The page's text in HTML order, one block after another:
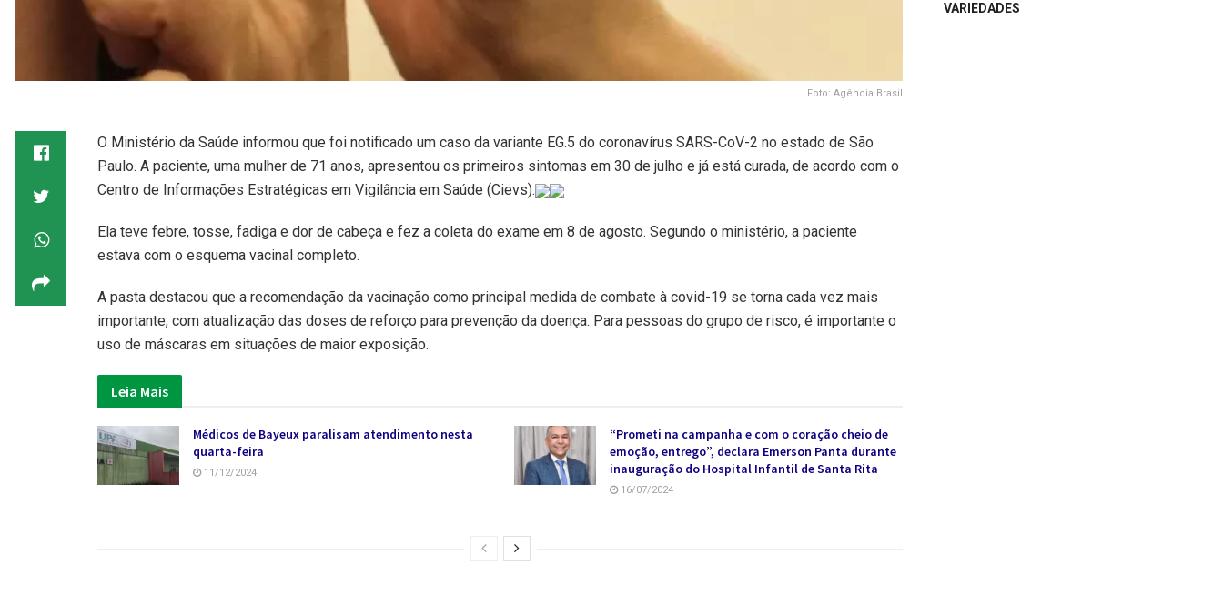
Foto: Agência Brasil
O Ministério da Saúde informou que foi notificado um caso da variante EG.5 do coronavírus SARS-CoV-2 no estado de São
Paulo. A paciente, uma mulher de 71 anos, apresentou os primeiros sintomas em 30 de julho e já está curada, de acordo com o
Centro de Informações Estratégicas em Vigilância em Saúde (Cievs).
Ela teve febre, tosse, fadiga e dor de cabeça e fez a coleta do exame em 8 de agosto. Segundo o ministério, a paciente
estava com o esquema vacinal completo.
A pasta destacou que a recomendação da vacinação como principal medida de combate à covid-19 se torna cada vez mais
importante, com atualização das doses de reforço para prevenção da doença. Para pessoas do grupo de risco, é importante o
uso de máscaras em situações de maior exposição.
Leia Mais
Médicos de Bayeux paralisam atendimento nesta
quarta-feira
11/12/2024
“Prometi na campanha e com o coração cheio de
emoção, entrego”, declara Emerson Panta durante
inauguração do Hospital Infantil de Santa Rita
16/07/2024
VARIEDADES